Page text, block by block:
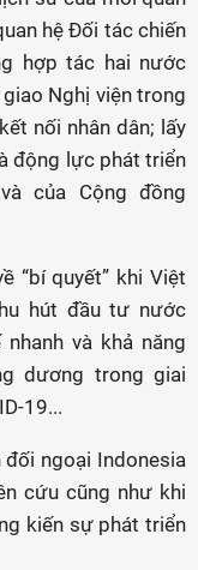
hệ Đối tác chiến
hợp tác hai nước
Nghị viện trong
nối nhân dân; lấy
động lực phát triển
của Cộng đồng
“bí quyết” khi Việt
hút đầu tư nước
và khả năng
dương trong giai
19...
đối ngoại Indonesia
cứu cũng như khi
kiến sự phát triển